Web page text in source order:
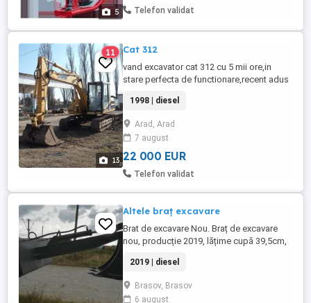
5
transport : lung x lat x inalt - 1250 x 1200 ...
Telefon validat
13
11 Cat 312
vand excavator cat 312 cu 5 mii ore,in
stare perfecta de functionare,recent adus
1998 | diesel
Arad, Arad
7 august
22 000 EUR
Telefon validat
Altele braț excavare
Brat de excavare Nou. Braț de excavare
nou, producție 2019, lățime cupă 39,5cm,
2019 | diesel
Brasov, Brasov
6 august